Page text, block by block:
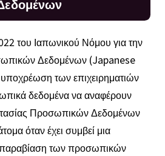
του Ιαπωνικού Νόμου για την
Δεδομένων (Japanese
των επιχειρηματιών
δεδομένα να αναφέρουν
Προσωπικών Δεδομένων
όταν έχει συμβεί μια
των προσωπικών